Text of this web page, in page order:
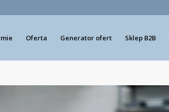
Oferta Generator ofert Sklep B2B